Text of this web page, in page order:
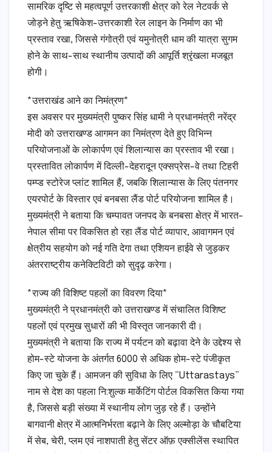
सामरिक दृष्टि से महत्वपूर्ण उत्तरकाशी क्षेत्र को रेल नेटवर्क से
जोड़ने हेतु ऋषिकेश-उत्तरकाशी रेल लाइन के निर्माण का भी
प्रस्ताव रखा, जिससे गंगोत्री एवं यमुनोत्री धाम की यात्रा सुगम
होने के साथ-साथ स्थानीय उत्पादों की आपूर्ति श्रृंखला मजबूत
होगी।
*उत्तराखंड आने का निमंत्रण*
इस अवसर पर मुख्यमंत्री पुष्कर सिंह धामी ने प्रधानमंत्री नरेंद्र
मोदी को उत्तराखण्ड आगमन का निमंत्रण देते हुए विभिन्न
परियोजनाओं के लोकार्पण एवं शिलान्यास का प्रस्ताव भी रखा।
प्रस्तावित लोकार्पण में दिल्ली-देहरादून एक्सप्रेस-वे तथा टिहरी
पम्प्ड स्टोरेज प्लांट शामिल हैं, जबकि शिलान्यास के लिए पंतनगर
एयरपोर्ट के विस्तार एवं बनबसा लैंड पोर्ट परियोजना शामिल है।
मुख्यमंत्री ने बताया कि चम्पावत जनपद के बनबसा क्षेत्र में भारत-
नेपाल सीमा पर विकसित हो रहा लैंड पोर्ट व्यापार, आवागमन एवं
क्षेत्रीय सहयोग को नई गति देगा तथा एशियन हाईवे से जुड़कर
अंतरराष्ट्रीय कनेक्टिविटी को सुदृढ़ करेगा।
*राज्य की विशिष्ट पहलों का विवरण दिया*
मुख्यमंत्री ने प्रधानमंत्री को उत्तराखण्ड में संचालित विशिष्ट
पहलों एवं प्रमुख सुधारों की भी विस्तृत जानकारी दी।
मुख्यमंत्री ने बताया कि राज्य में पर्यटन को बढ़ावा देने के उद्देश्य से
होम-स्टे योजना के अंतर्गत 6000 से अधिक होम-स्टे पंजीकृत
किए जा चुके हैं। आमजन की सुविधा के लिए “Uttarastays”
नाम से देश का पहला नि:शुल्क मार्केटिंग पोर्टल विकसित किया गया
है, जिससे बड़ी संख्या में स्थानीय लोग जुड़ रहे हैं। उन्होंने
बागवानी क्षेत्र में आत्मनिर्भरता बढ़ाने के लिए अल्मोड़ा के चौबटिया
में सेब, चेरी, प्लम एवं नाशपाती हेतु सेंटर ऑफ़ एक्सीलेंस स्थापित